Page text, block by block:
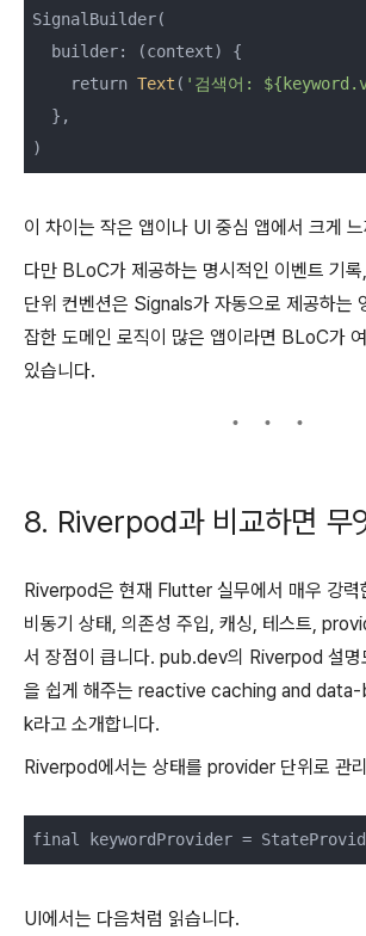
SignalBuilder(
  builder: (context) {
    return
Text ( '검색어:
  },
이 차이는 작은 앱이나 UI 중심 앱에서 크게
다만 BLoC가 제공하는 명시적인 이벤트 기
단위 컨벤션은 Signals가 자동으로 제공하는
잡한 도메인 로직이 많은 앱이라면 BLoC가
있습니다.
8. Riverpod과 비교하면 무
Riverpod은 현재 Flutter 실무에서 매우 강력
비동기 상태, 의존성 주입, 캐싱, 테스트,
서 장점이 큽니다. pub.dev의 Riverpod 설명
을 쉽게 해주는 reactive caching and
k라고 소개합니다.
Riverpod에서는 상태를 provider 단위로 관
final keywordProvider =
UI에서는 다음처럼 읽습니다.